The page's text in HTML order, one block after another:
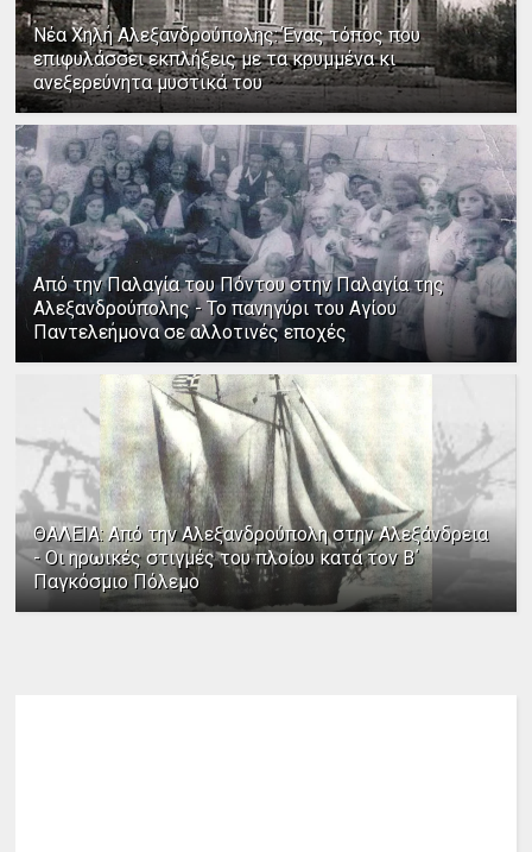
Νέα Χηλή Αλεξανδρούπολης: Ένας τόπος που
επιφυλάσσει εκπλήξεις με τα κρυμμένα κι
ανεξερεύνητα μυστικά του
Από την Παλαγία του Πόντου στην Παλαγία της
Αλεξανδρούπολης - Το πανηγύρι του Αγίου
Παντελεήμονα σε αλλοτινές εποχές
ΘΑΛΕΙΑ: Από την Αλεξανδρούπολη στην Αλεξάνδρεια
- Οι ηρωικές στιγμές του πλοίου κατά τον Β΄
Παγκόσμιο Πόλεμο